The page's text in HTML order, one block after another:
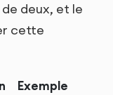
de deux, et le
cette
Exemple